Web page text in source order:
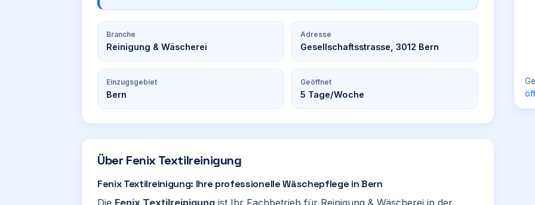
Branche
Reinigung & Wäscherei
Adresse
Gesellschaftsstrasse, 3012 Bern
Einzugsgebiet
Bern
Geöffnet
5 Tage/Woche
Über Fenix Textilreinigung
Fenix Textilreinigung: Ihre professionelle Wäschepflege in Bern
Die Fenix Textilreinigung ist Ihr Fachbetrieb für Reinigung & Wäscherei in der